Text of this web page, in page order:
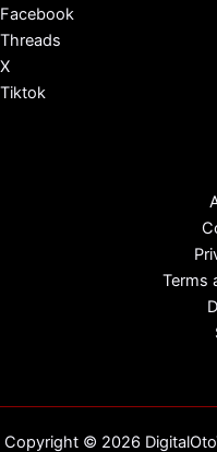
Facebook
Threads
X
Tiktok
Terms
Copyright © 2026